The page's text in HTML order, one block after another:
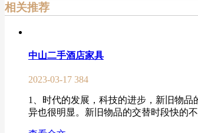
相关推荐
中山二手酒店家具
2023-03-17 384
1、时代的发展，科技的进步，新旧物
异也很明显。新旧物品的交替时段快的